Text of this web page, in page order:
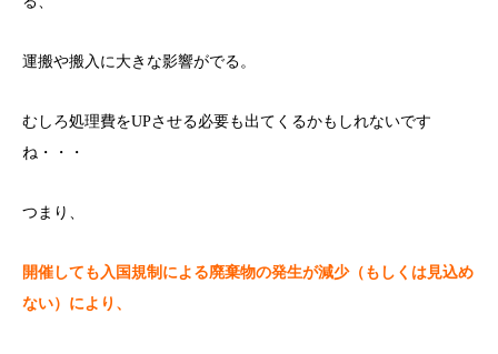
運搬や搬入に大きな影響がでる。
むしろ処理費をUPさせる必要も出てくるかもしれないです
ね・・・
つまり、
開催しても入国規制による廃棄物の発生が減少（もしくは見込め
ない）により、